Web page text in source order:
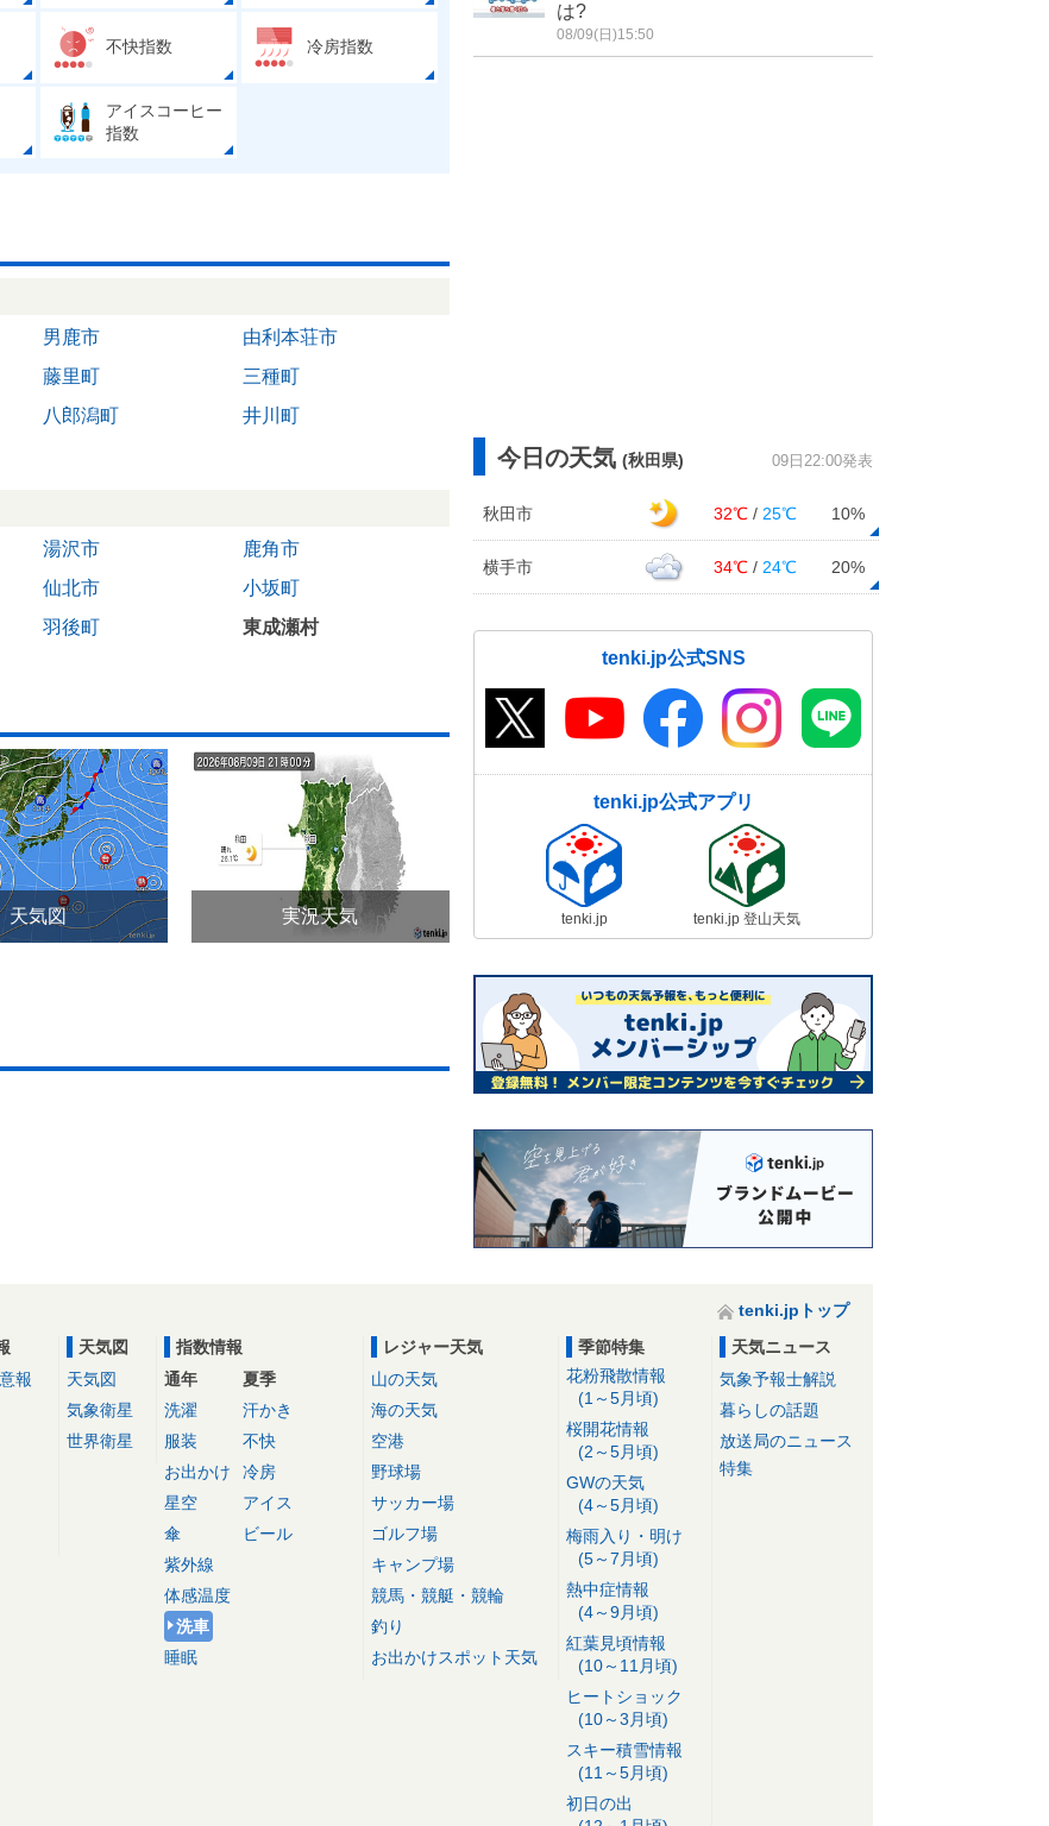
不快指数 冷房指数
アイスコーヒー
指数
男鹿市
由利本荘市
藤里町
三種町
八郎潟町
井川町
湯沢市
鹿角市
仙北市
小坂町
羽後町 東成瀬村
天気図 実況天気
は?
08/09(日)15:50
今日の天気 (秋田県) 09日22:00発表
秋田市 32℃ / 25℃ 10%
横手市 34℃ / 24℃ 20%
tenki.jp公式SNS
tenki.jp公式アプリ
tenki.jp tenki.jp 登山天気
tenki.jpトップ
報
天気図
天気図
気象衛星
世界衛星
指数情報
通年
洗濯
服装
お出かけ
星空
傘
紫外線
体感温度
洗車
睡眠
夏季
汗かき
不快
冷房
アイス
ビール
レジャー天気
山の天気
海の天気
空港
野球場
サッカー場
ゴルフ場
キャンプ場
競馬・競艇・競輪
釣り
お出かけスポット天気
季節特集
花粉飛散情報
(1～5月頃)
桜開花情報
(2～5月頃)
GWの天気
(4～5月頃)
梅雨入り・明け
(5～7月頃)
熱中症情報
(4～9月頃)
紅葉見頃情報
(10～11月頃)
ヒートショック
(10～3月頃)
スキー積雪情報
(11～5月頃)
初日の出
天気ニュース
気象予報士解説
暮らしの話題
放送局のニュース
特集